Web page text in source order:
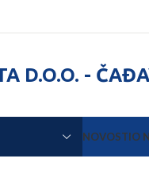
D.O.O. -
NOVOSTIO